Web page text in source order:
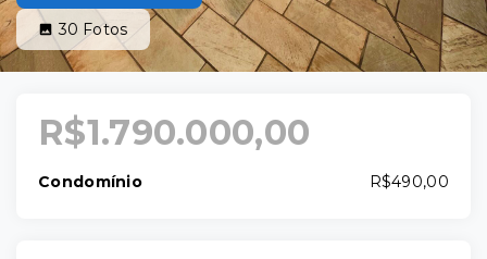
30 Fotos
R$1.790.000,00
Condomínio R$490,00